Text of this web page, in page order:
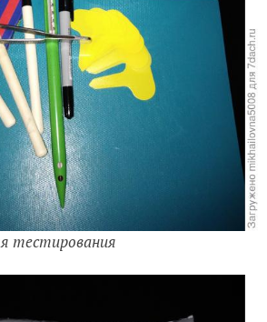
тестирования